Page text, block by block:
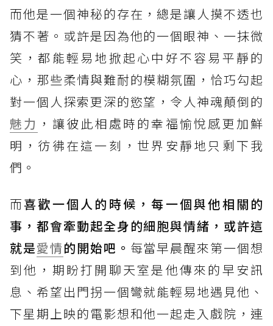
而他是一個神秘的存在，總是讓人摸不透也
猜不著。或許是因為他的一個眼神、一抹微
笑，都能輕易地掀起心中好不容易平靜的
心，那些柔情與難耐的模糊氛圍，恰巧勾起
對一個人探索更深的慾望，令人神魂顛倒的
魅力 ，讓彼此相處時的幸福愉悅感更加鮮
明，彷彿在這一刻，世界安靜地只剩下我
們。
而喜歡一個人的時候，每一個與他相關的
事，都會牽動起全身的細胞與情緒，或許這
就是愛情的開始吧。 每當早晨醒來第一個想
到他，期盼打開聊天室是他傳來的早安訊
息、希望出門拐一個彎就能輕易地遇見他、
下星期上映的電影想和他一起走入戲院，連